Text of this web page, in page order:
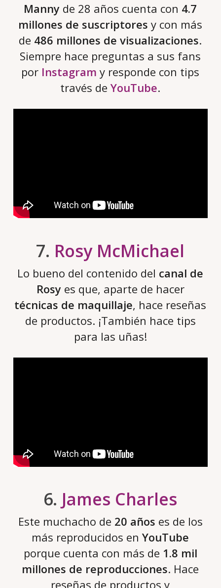
Manny de 28 años cuenta con 4.7
millones de suscriptores y con más
de 486 millones de visualizaciones.
Siempre hace preguntas a sus fans
por Instagram y responde con tips
través deYouTube.
7. Rosy McMichael
Lo bueno del contenido del canal de
Rosyes que, aparte de hacer
técnicas de maquillaje, hace reseñas
de productos. ¡También hace tips
para las uñas!
6. James Charles
Este muchacho de 20 años es de los
más reproducidos enYouTube
porque cuenta con más de 1.8 mil
millones de reproducciones. Hace
reseñas de productos y